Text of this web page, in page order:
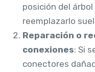
posición del
reemplazarlo
Reparación o
conexiones: Si
conectores